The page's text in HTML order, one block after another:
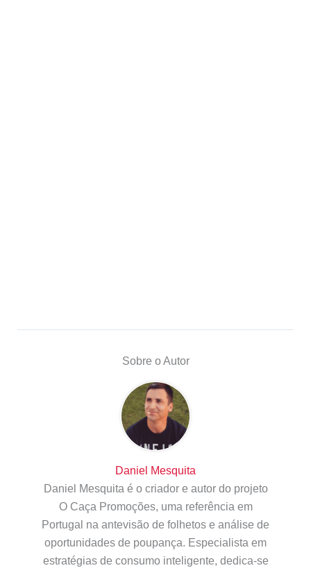
Sobre o Autor
Daniel Mesquita
Daniel Mesquita é o criador e autor do projeto
O Caça Promoções, uma referência em
Portugal na antevisão de folhetos e análise de
oportunidades de poupança. Especialista em
estratégias de consumo inteligente, dedica-se